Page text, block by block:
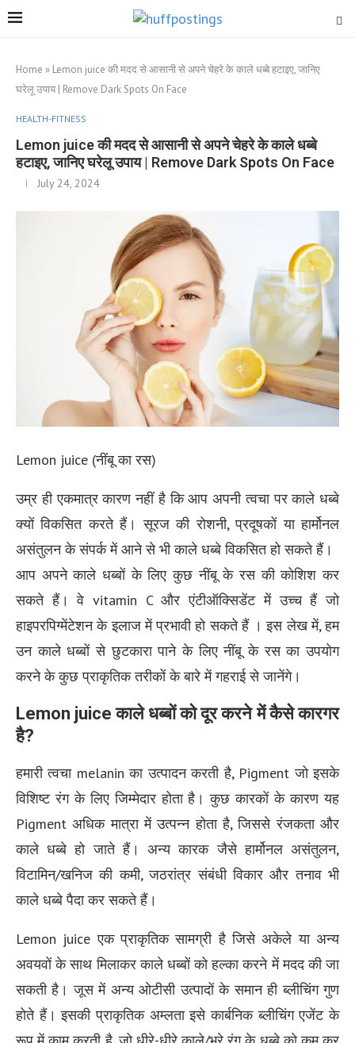
Home » Lemon juice की मदद से आसानी से अपने चेहरे के काले धब्बे हटाइए, जानिए
घरेलू उपाय | Remove Dark Spots On Face
HEALTH-FITNESS
Lemon juice की मदद से आसानी से अपने चेहरे के काले धब्बे
हटाइए, जानिए घरेलू उपाय | Remove Dark Spots On Face
July 24, 2024
Lemon juice (नींबू का रस)
उम्र ही एकमात्र कारण नहीं है कि आप अपनी त्वचा पर काले धब्बे
क्यों विकसित करते हैं। सूरज की रोशनी, प्रदूषकों या हार्मोनल
असंतुलन के संपर्क में आने से भी काले धब्बे विकसित हो सकते हैं।
आप अपने काले धब्बों के लिए कुछ नींबू के रस की कोशिश कर
सकते हैं। वे vitamin C और एंटीऑक्सिडेंट में उच्च हैं जो
हाइपरपिग्मेंटेशन के इलाज में प्रभावी हो सकते हैं । इस लेख में, हम
उन काले धब्बों से छुटकारा पाने के लिए नींबू के रस का उपयोग
करने के कुछ प्राकृतिक तरीकों के बारे में गहराई से जानेंगे।
Lemon juice काले धब्बों को दूर करने में कैसे कारगर
है?
हमारी त्वचा melanin का उत्पादन करती है, Pigment जो इसके
विशिष्ट रंग के लिए जिम्मेदार होता है। कुछ कारकों के कारण यह
Pigment अधिक मात्रा में उत्पन्न होता है, जिससे रंजकता और
काले धब्बे हो जाते हैं। अन्य कारक जैसे हार्मोनल असंतुलन,
विटामिन/खनिज की कमी, जठरांत्र संबंधी विकार और तनाव भी
काले धब्बे पैदा कर सकते हैं।
Lemon juice एक प्राकृतिक सामग्री है जिसे अकेले या अन्य
अवयवों के साथ मिलाकर काले धब्बों को हल्का करने में मदद की जा
सकती है। जूस में अन्य ओटीसी उत्पादों के समान ही ब्लीचिंग गुण
होते हैं। इसकी प्राकृतिक अम्लता इसे कार्बनिक ब्लीचिंग एजेंट के